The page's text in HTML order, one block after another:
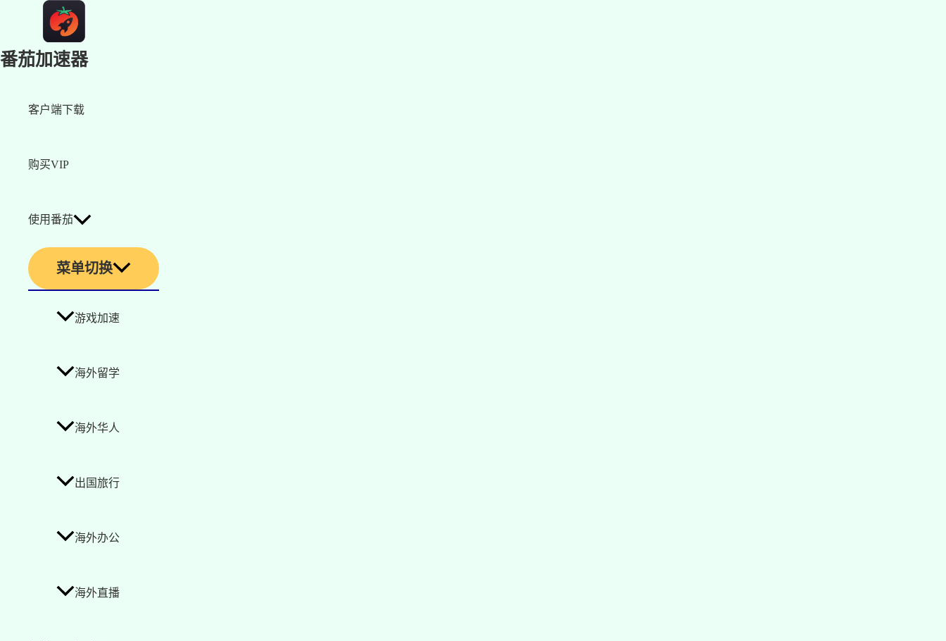
番茄加速器
客户端下载
购买VIP
使用番茄
菜单切换
游戏加速
海外留学
海外华人
出国旅行
海外办公
海外直播